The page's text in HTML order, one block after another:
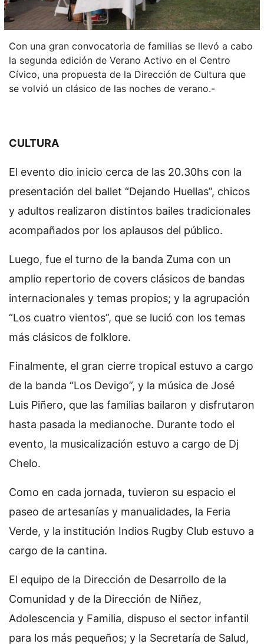
Con una gran convocatoria de familias se llevó a cabo
la segunda edición de Verano Activo en el Centro
Cívico, una propuesta de la Dirección de Cultura que
se volvió un clásico de las noches de verano.-
CULTURA
El evento dio inicio cerca de las 20.30hs con la
presentación del ballet “Dejando Huellas”, chicos
y adultos realizaron distintos bailes tradicionales
acompañados por los aplausos del público.
Luego, fue el turno de la banda Zuma con un
amplio repertorio de covers clásicos de bandas
internacionales y temas propios; y la agrupación
“Los cuatro vientos”, que se lució con los temas
más clásicos de folklore.
Finalmente, el gran cierre tropical estuvo a cargo
de la banda “Los Devigo”, y la música de José
Luis Piñero, que las familias bailaron y disfrutaron
hasta pasada la medianoche. Durante todo el
evento, la musicalización estuvo a cargo de Dj
Chelo.
Como en cada jornada, tuvieron su espacio el
paseo de artesanías y manualidades, la Feria
Verde, y la institución Indios Rugby Club estuvo a
cargo de la cantina.
El equipo de la Dirección de Desarrollo de la
Comunidad y de la Dirección de Niñez,
Adolescencia y Familia, dispuso el sector infantil
para los más pequeños; y la Secretaría de Salud,